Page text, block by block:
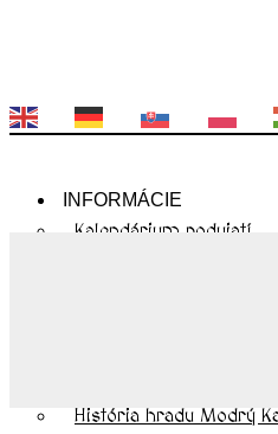
INFORMÁCIE
Kalendárium podujatí
História hradu Modrý